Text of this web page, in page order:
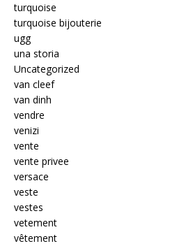
turquoise
turquoise bijouterie
ugg
una storia
Uncategorized
van cleef
van dinh
vendre
venizi
vente
vente privee
versace
veste
vestes
vetement
vêtement